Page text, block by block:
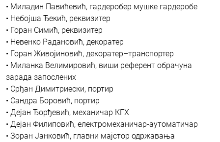
• Миладин Павићевић, гардеробер мушке гардеробе
• Небојша Ђекић, реквизитер
• Горан Симић, реквизитер
• Невенко Радановић, декоратер
• Горан Живојиновић, декоратер–транспортер
• Миланка Велимировић, виши референт обрачуна
зарада запослених
• Срђан Димитриески, портир
• Сандра Боровић, портир
• Дејан Ђорђевић, механичар КГХ
• Дејан Филиповић, електромеханичар-аутоматичар
• Зоран Јанковић, главни мајстор одржавања